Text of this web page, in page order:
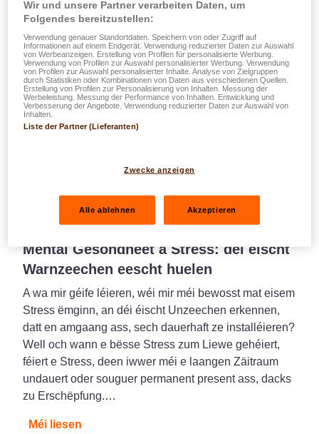
Gesondheet Tipps
30.06.2026
Mental Gesondheet a Stress: déi éischt
Warnzeechen eescht huelen
A wa mir géife léieren, wéi mir méi bewosst mat eisem
Stress ëmginn, an déi éischt Unzeechen erkennen,
datt en amgaang ass, sech dauerhaft ze installéieren?
Well och wann e bësse Stress zum Liewe gehéiert,
féiert e Stress, deen iwwer méi e laangen Zäitraum
undauert oder souguer permanent present ass, dacks
zu Erschëpfung.…
Méi liesen
Wir und unsere Partner verarbeiten Daten, um
Folgendes bereitzustellen:
Verwendung genauer Standortdaten. Speichern von oder Zugriff auf
Informationen auf einem Endgerät. Verwendung reduzierter Daten zur Auswahl
von Werbeanzeigen. Erstellung von Profilen für personalisierte Werbung.
Verwendung von Profilen zur Auswahl personalisierter Werbung. Verwendung
von Profilen zur Auswahl personalisierter Inhalte. Analyse von Zielgruppen
durch Statistiken oder Kombinationen von Daten aus verschiedenen Quellen.
Erstellung von Profilen zur Personalisierung von Inhalten. Messung der
Werbeleistung. Messung der Performance von Inhalten. Entwicklung und
Verbesserung der Angebote. Verwendung reduzierter Daten zur Auswahl von
Inhalten.
Liste der Partner (Lieferanten)
Zwecke anzeigen
Alle ablehnen Akzeptieren